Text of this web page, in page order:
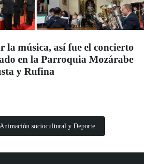
la música, así fue el concierto
en la Parroquia Mozárabe
y Rufina
sociocultural y Deporte